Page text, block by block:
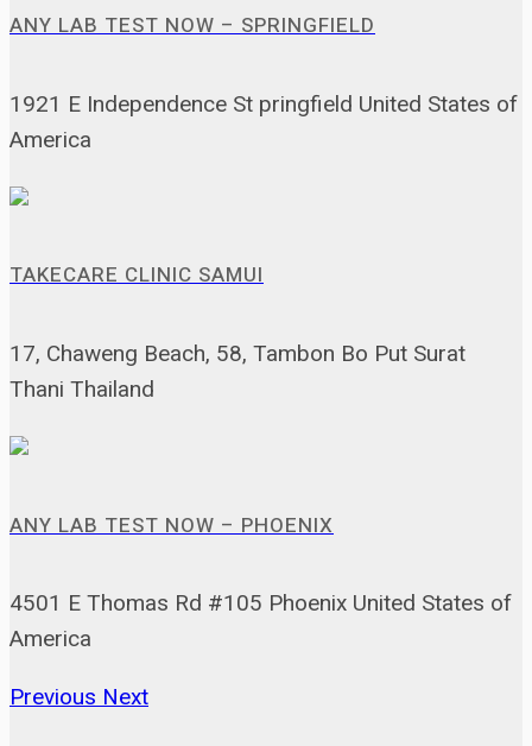
ANY LAB TEST NOW – SPRINGFIELD
1921 E Independence St pringfield United States of
America
TAKECARE CLINIC SAMUI
17, Chaweng Beach, 58, Tambon Bo Put Surat
Thani Thailand
ANY LAB TEST NOW – PHOENIX
4501 E Thomas Rd #105 Phoenix United States of
America
Previous Next